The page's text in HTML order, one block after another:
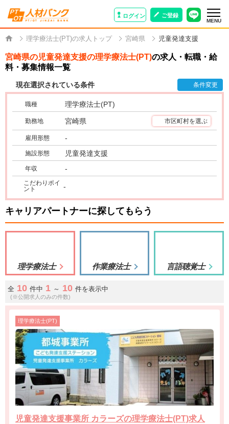
ログイン ご登録
MENU
理学療法士(PT)の求人トップ 宮崎県 児童発達支援
宮崎県の児童発達支援の理学療法士(PT)の求人・転職・給
料・募集情報一覧
現在選択されている条件 条件変更
職種 理学療法士(PT)
勤務地 宮崎県 市区町村を選ぶ
雇用形態 -
施設形態 児童発達支援
年収 -
こだわりポイ
ント
-
キャリアパートナーに探してもらう
理学療法士 作業療法士 言語聴覚士
全 10 件中 1 ～ 10 件を表示中
(※公開求人のみの件数)
理学療法士(PT)
児童発達支援事業所 カラーズの理学療法士(PT)求人